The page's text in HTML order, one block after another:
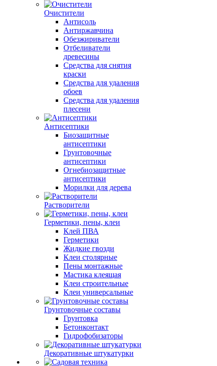
Очистители
Антисоль
Антиржавчина
Обезжириватели
Отбеливатели
древесины
Средства для снятия
краски
Средства для удаления
обоев
Средства для удаления
плесени
Антисептики
Биозащитные
антисептики
Грунтовочные
антисептики
Огнебиозащитные
антисептики
Морилки для дерева
Растворители
Герметики, пены, клеи
Клей ПВА
Герметики
Жидкие гвозди
Клеи столярные
Пены монтажные
Мастика клеящая
Клеи строительные
Клеи универсальные
Грунтовочные составы
Грунтовка
Бетонконтакт
Гидрофобизаторы
Декоративные штукатурки